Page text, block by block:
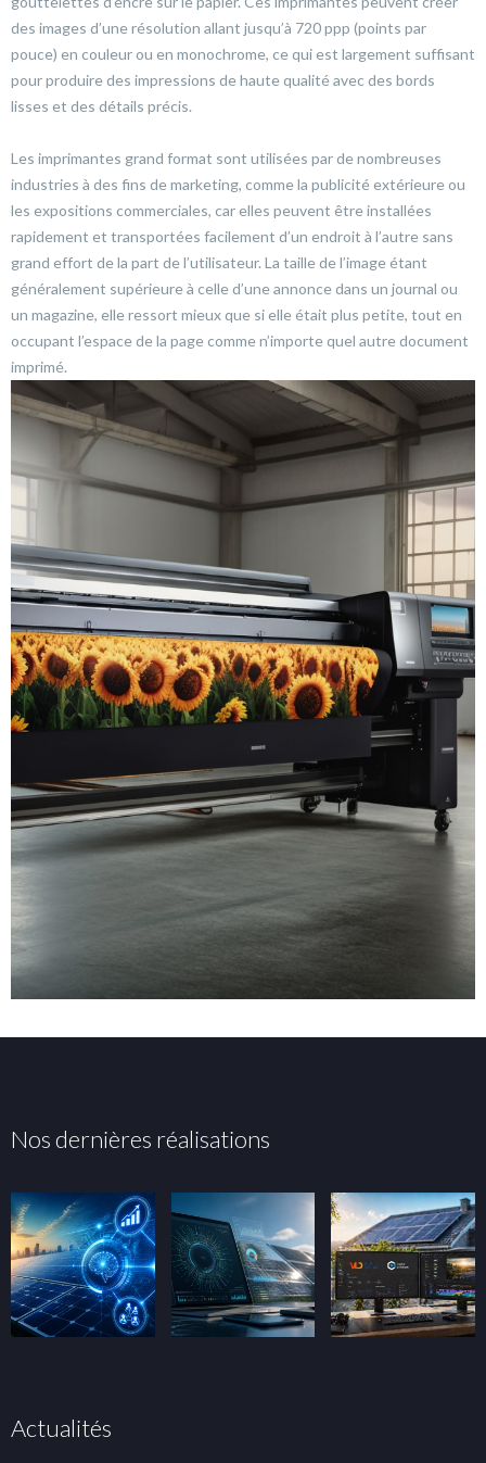
des images d’une résolution allant jusqu’à 720 ppp (points par
pouce) en couleur ou en monochrome, ce qui est largement suffisant
pour produire des impressions de haute qualité avec des bords
lisses et des détails précis.
Les imprimantes grand format sont utilisées par de nombreuses
industries à des fins de marketing, comme la publicité extérieure ou
les expositions commerciales, car elles peuvent être installées
rapidement et transportées facilement d’un endroit à l’autre sans
grand effort de la part de l’utilisateur. La taille de l’image étant
généralement supérieure à celle d’une annonce dans un journal ou
un magazine, elle ressort mieux que si elle était plus petite, tout en
occupant l’espace de la page comme n’importe quel autre document
imprimé.
Nos dernières réalisations
Actualités